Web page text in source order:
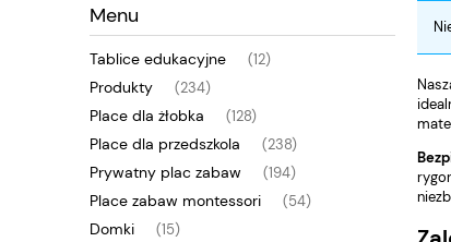
Menu
Tablice edukacyjne (12)
Produkty (234)
Place dla żłobka (128)
Place dla przedszkola (238)
Prywatny plac zabaw (194)
Place zabaw montessori (54)
Domki (15)